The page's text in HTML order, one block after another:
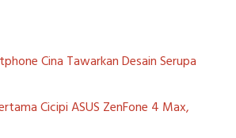
Cina Tawarkan Desain Serupa
Cicipi ASUS ZenFone 4 Max,